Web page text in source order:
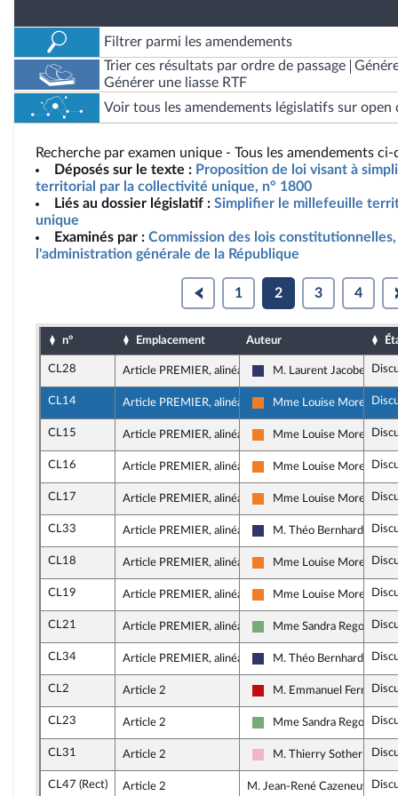
Filtrer parmi les amendements
Trier ces résultats par ordre de passage
Générer une liasse RTF
Voir tous les amendements législatifs sur open
Recherche par examen unique - Tous les amendements ci-
Déposés sur le texte : Proposition de loi visant à
territorial par la collectivité unique, n° 1800
Liés au dossier législatif : Simplifier le millefeuille
unique
Examinés par : Commission des lois
l'administration générale de la République
1 2 3 4
n° Emplacement Auteur
CL28 Article PREMIER, alinéa 9
Rassemblement National
M. Laurent Jacobelli
CL14 Article PREMIER, alinéa 11
Les Démocrates
Mme Louise Morel
CL15 Article PREMIER, alinéa 12
Les Démocrates
Mme Louise Morel
CL16 Article PREMIER, alinéa 13
Les Démocrates
Mme Louise Morel
CL17 Article PREMIER, alinéa 13
Les Démocrates
Mme Louise Morel
CL33 Article PREMIER, alinéa 14
Rassemblement National
M. Théo Bernhardt
CL18 Article PREMIER, alinéa 15
Les Démocrates
Mme Louise Morel
CL19 Article PREMIER, alinéa 16
Les Démocrates
Mme Louise Morel
CL21 Article PREMIER, alinéa 16
Écologiste et Social
Mme Sandra Regol
CL34 Article PREMIER, alinéa 16
Rassemblement National
M. Théo Bernhardt
CL2 Article 2
La France insoumise -
M. Emmanuel Fernandes
CL23 Article 2
Écologiste et Social
Mme Sandra Regol
CL31 Article 2
Socialistes et apparentés
M. Thierry Sother
CL47 (Rect) Article 2 M. Jean-René Cazeneuve,